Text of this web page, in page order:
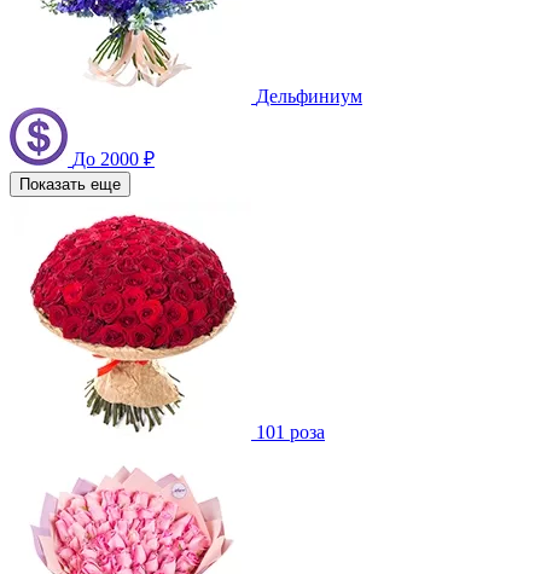
Дельфиниум
До 2000 ₽
Показать еще
101 роза